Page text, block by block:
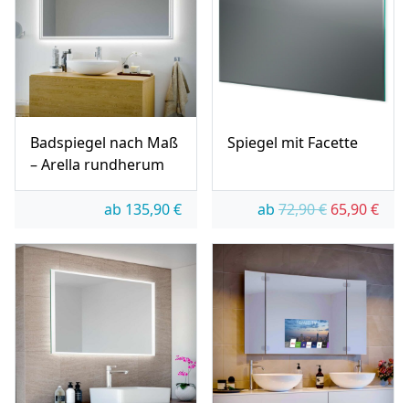
Badspiegel nach Maß
– Arella rundherum
ab 135,90€
Spiegel mit Facette
ab 72,90€ 65,90€